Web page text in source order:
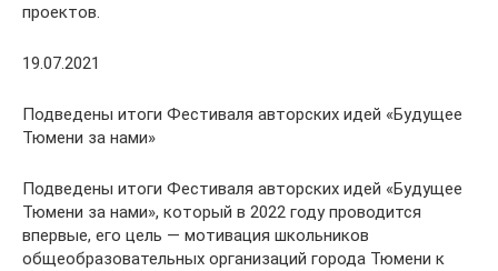
проектов.
19.07.2021
Подведены итоги Фестиваля авторских идей «Будущее
Тюмени за нами»
Подведены итоги Фестиваля авторских идей «Будущее
Тюмени за нами», который в 2022 году проводится
впервые, его цель — мотивация школьников
общеобразовательных организаций города Тюмени к